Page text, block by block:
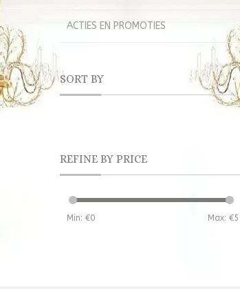
ACTIES EN PROMOTIES
SORT BY
REFINE BY PRICE
Min: €0 Max: €5